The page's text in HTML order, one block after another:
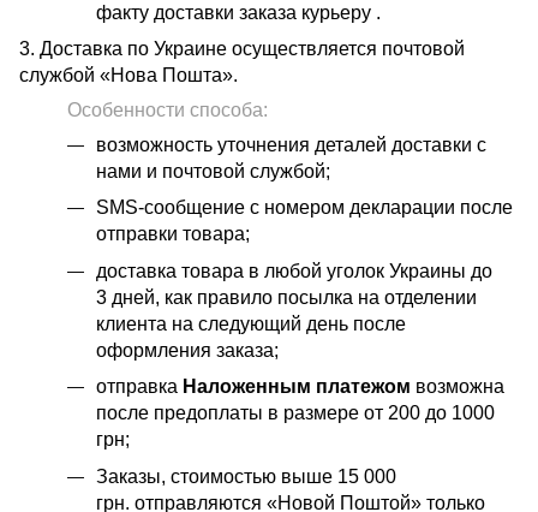
факту доставки заказа курьеру .
3. Доставка по Украине осуществляется почтовой
службой «Нова Пошта».
Особенности способа:
возможность уточнения деталей доставки с
нами и почтовой службой;
SMS-сообщение с номером декларации после
отправки товара;
доставка товара в любой уголок Украины до
3 дней, как правило посылка на отделении
клиента на следующий день после
оформления заказа;
отправка Наложенным платежом возможна
после предоплаты в размере от 200 до 1000
грн;
Заказы, стоимостью выше 15 000
грн. отправляются «Новой Поштой» только